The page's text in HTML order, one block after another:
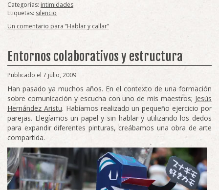
Categorías: intimidades
Etiquetas: silencio
Un comentario para “Hablar y callar”
Entornos colaborativos y estructura
Publicado el 7 julio, 2009
Han pasado ya muchos años. En el contexto de una formación
sobre comunicación y escucha con uno de mis maestros; Jesús
Hernández Aristu. Habíamos realizado un pequeño ejercicio por
parejas. Elegíamos un papel y sin hablar y utilizando los dedos
para expandir diferentes pinturas, creábamos una obra de arte
compartida.